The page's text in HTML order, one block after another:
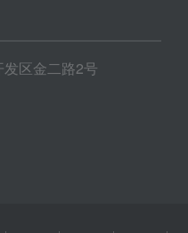
区金二路2号